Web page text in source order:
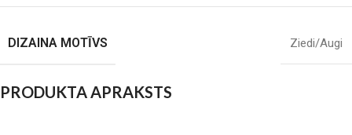
DIZAINA MOTĪVS Ziedi/Augi
PRODUKTA APRAKSTS